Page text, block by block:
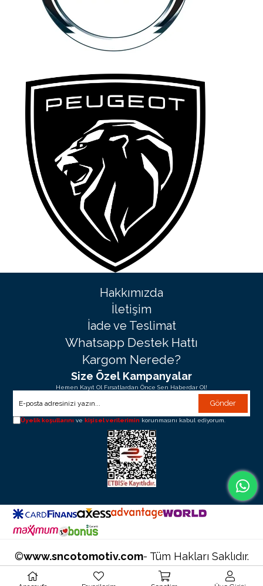
Hakkımızda
İletişim
İade ve Teslimat
Whatsapp Destek Hattı
Kargom Nerede?
Size Özel Kampanyalar
Hemen Kayıt Ol Fırsatlardan Önce Sen Haberdar Ol!
Gönder
Üyelik koşullarını vekişisel verilerimin korunmasını kabul ediyorum.
©www.sncotomotiv.com- Tüm Hakları Saklıdır.